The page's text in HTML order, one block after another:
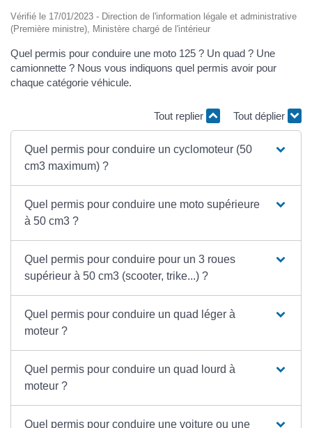
Vérifié le 17/01/2023 - Direction de l'information légale et administrative
(Première ministre), Ministère chargé de l'intérieur
Quel permis pour conduire une moto 125 ? Un quad ? Une
camionnette ? Nous vous indiquons quel permis avoir pour
chaque catégorie véhicule.
Tout replier Tout déplier
Quel permis pour conduire un cyclomoteur (50
cm3 maximum) ?
Quel permis pour conduire une moto supérieure
à 50 cm3 ?
Quel permis pour conduire pour un 3 roues
supérieur à 50 cm3 (scooter, trike...) ?
Quel permis pour conduire un quad léger à
moteur ?
Quel permis pour conduire un quad lourd à
moteur ?
Quel permis pour conduire une voiture ou une